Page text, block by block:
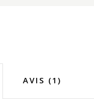
AVIS (1)